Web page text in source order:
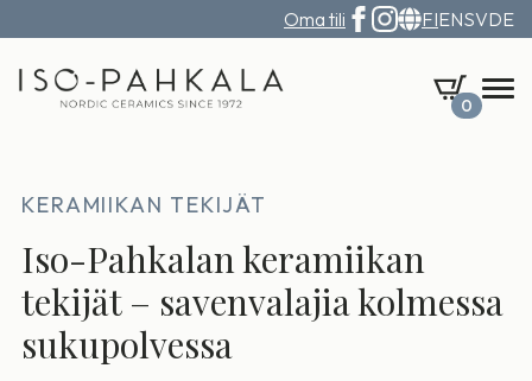
Oma tili FIENSVDE
0
KERAMIIKAN TEKIJÄT
Iso-Pahkalan keramiikan
tekijät – savenvalajia kolmessa
sukupolvessa